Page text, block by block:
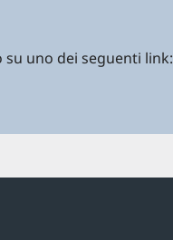
uno dei seguenti link: